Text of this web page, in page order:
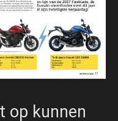
op kunnen